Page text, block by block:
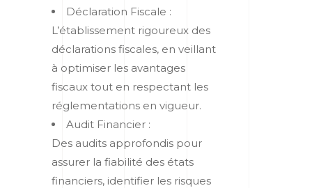
Déclaration Fiscale :
L’établissement rigoureux des
déclarations fiscales, en veillant
à optimiser les avantages
fiscaux tout en respectant les
réglementations en vigueur.
Audit Financier :
Des audits approfondis pour
assurer la fiabilité des états
financiers, identifier les risques